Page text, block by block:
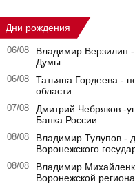
Дни рождения
06/08
Владимир Верзилин -
Думы
06/08
Татьяна Гордеева -
области
07/08
Дмитрий Чебряков -
Банка России
08/08
Владимир Тулупов -
Воронежского
08/08
Владимир
Воронежской